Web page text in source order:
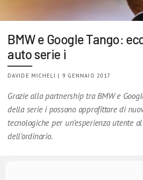
BMW e Google Tango:
auto serie i
DAVIDE MICHELI | 9 GENNAIO 2017
Grazie alla partnership tra BMW e
della serie i possono approfittare di
tecnologiche per un’esperienza utente
dell’ordinario.